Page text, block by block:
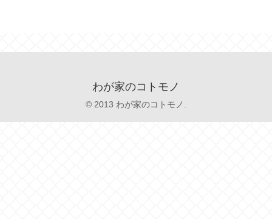
わが家のコトモノ
© 2013 わが家のコトモノ.